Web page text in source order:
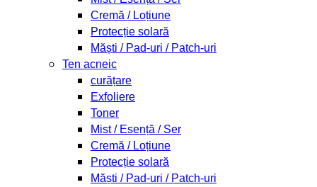
Cremă / Loțiune
Protecție solară
Măști / Pad-uri / Patch-uri
Ten acneic
curățare
Exfoliere
Toner
Mist / Esență / Ser
Cremă / Loțiune
Protecție solară
Măști / Pad-uri / Patch-uri